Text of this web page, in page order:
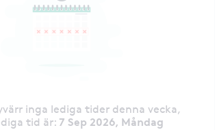
inga lediga tider denna vecka,
tid är: 7 Sep 2026, Måndag